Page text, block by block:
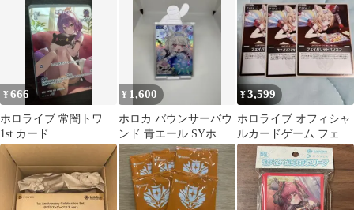
¥666
ホロライブ 常闇トワ
1st カード
¥ 1,600
ホロカ バウンサーバウ
ンド 青エール SYホロ
ライブカード
¥3,599
ホロライブ オフィシャ
ルカードゲーム フェイ
バリットパソコン s